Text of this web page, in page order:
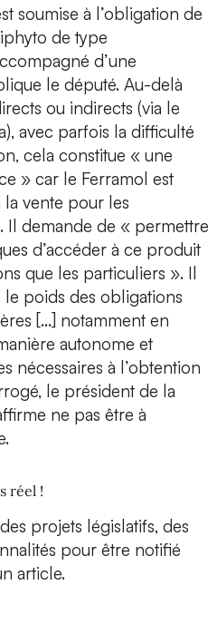
soumise à l’obligation de
de type
d’une
le député. Au-delà
ou indirects (via le
avec parfois la difficulté
cela constitue « une
» car le Ferramol est
vente pour les
Il demande de « permettre
d’accéder à ce produit
que les particuliers ». Il
poids des obligations
[…] notamment en
autonome et
nécessaires à l’obtention
le président de la
ne pas être à
réel !
projets législatifs, des
pour être notifié
article.